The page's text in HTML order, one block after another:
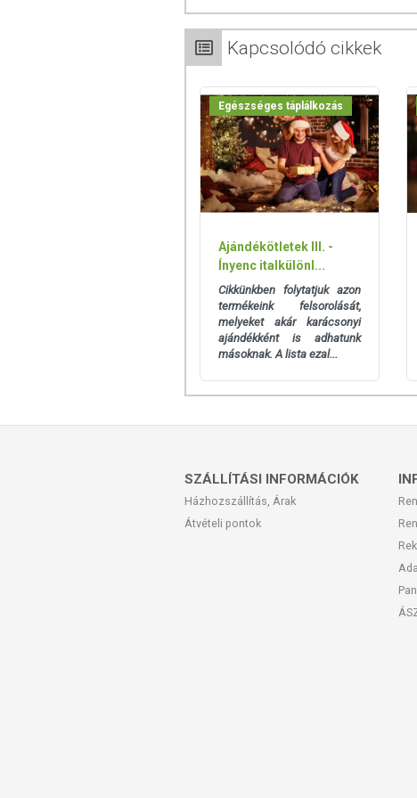
Tárolás: Száraz, hűvös, napfénytől védett
Forgalmazza: Pödör Kft.
Az oldalunkon lévő adatokat
Szeretnénk felhívni azonban a figyelmet,
termékfotókat, tápérték-, összetétel-, és
értékek eltérhetnek az élelmiszerek
csomagolásán találják meg.
Kapcsolódó cikkek
Egészséges táplálkozás
Ajándékötletek III. -
Ínyenc italkülönl...
Cikkünkben folytatjuk azon
termékeink felsorolását,
melyeket akár karácsonyi
ajándékként is adhatunk
másoknak. A lista ezal...
SZÁLLÍTÁSI INFORMÁCIÓK
Házhozszállítás, Árak
Átvételi pontok